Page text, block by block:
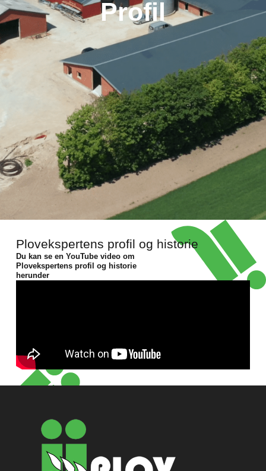
Profil
Plovekspertens profil og historie
Du kan se en YouTube video om
Plovekspertens profil og historie
herunder